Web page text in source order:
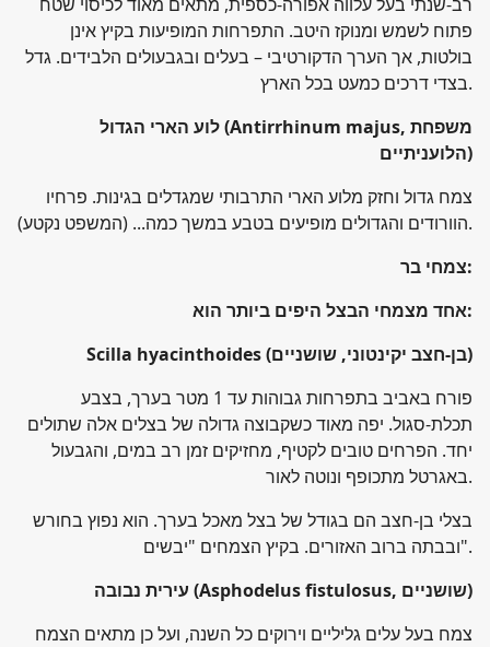
פתוח לשמש ומנוקז היטב. התפרחות המופיעות בקיץ אינן
בולטות, אך הערך הדקורטיבי – בעלים ובגבעולים הלבידים. גדל
בצדי דרכים כמעט בכל הארץ.
לוע הארי הגדול(Antirrhinum majus, משפחת
הלועניתיים)
צמח גדול וחזק מלוע הארי התרבותי שמגדלים בגינות. פרחיו
הוורודים והגדולים מופיעים בטבע במשך כמה... (המשפט נקטע).
צמחי בר:
אחד מצמחי הבצל היפים ביותר הוא:
Scilla hyacinthoides (בן-חצב יקינטוני, שושניים)
פורח באביב בתפרחות גבוהות עד 1 מטר בערך, בצבע
תכלת-סגול. יפה מאוד כשקבוצה גדולה של בצלים אלה שתולים
יחד. הפרחים טובים לקטיף, מחזיקים זמן רב במים, והגבעול
באגרטל מתכופף ונוטה לאור.
בצלי בן-חצב הם בגודל של בצל מאכל בערך. הוא נפוץ בחורש
ובבתה ברוב האזורים. בקיץ הצמחים "יבשים".
עירית נבובה
(Asphodelus fistulosus, שושניים)
צמח בעל עלים גליליים וירוקים כל השנה, ועל כן מתאים הצמח